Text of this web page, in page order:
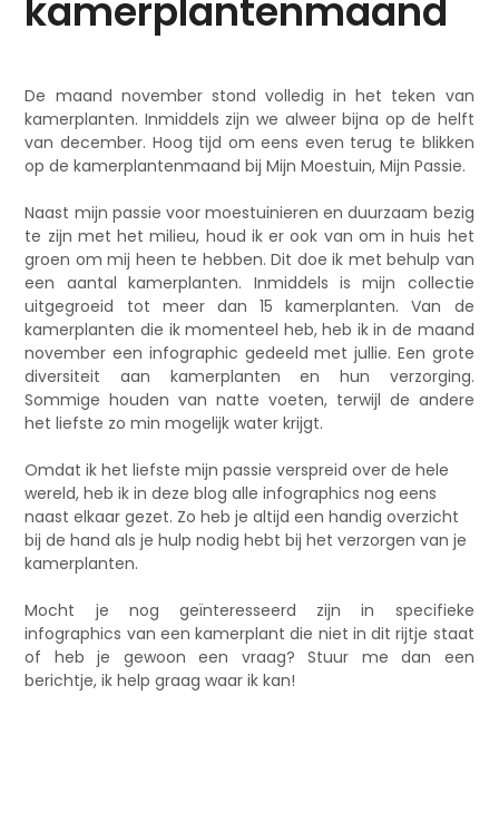
kamerplantenmaand
De maand november stond volledig in het teken van
kamerplanten. Inmiddels zijn we alweer bijna op de helft
van december. Hoog tijd om eens even terug te blikken
op de kamerplantenmaand bij Mijn Moestuin, Mijn Passie.
Naast mijn passie voor moestuinieren en duurzaam bezig
te zijn met het milieu, houd ik er ook van om in huis het
groen om mij heen te hebben. Dit doe ik met behulp van
een aantal kamerplanten. Inmiddels is mijn collectie
uitgegroeid tot meer dan 15 kamerplanten. Van de
kamerplanten die ik momenteel heb, heb ik in de maand
november een infographic gedeeld met jullie. Een grote
diversiteit aan kamerplanten en hun verzorging.
Sommige houden van natte voeten, terwijl de andere
het liefste zo min mogelijk water krijgt.
Omdat ik het liefste mijn passie verspreid over de hele
wereld, heb ik in deze blog alle infographics nog eens
naast elkaar gezet. Zo heb je altijd een handig overzicht
bij de hand als je hulp nodig hebt bij het verzorgen van je
kamerplanten.
Mocht je nog geïnteresseerd zijn in specifieke
infographics van een kamerplant die niet in dit rijtje staat
of heb je gewoon een vraag? Stuur me dan een
berichtje, ik help graag waar ik kan!